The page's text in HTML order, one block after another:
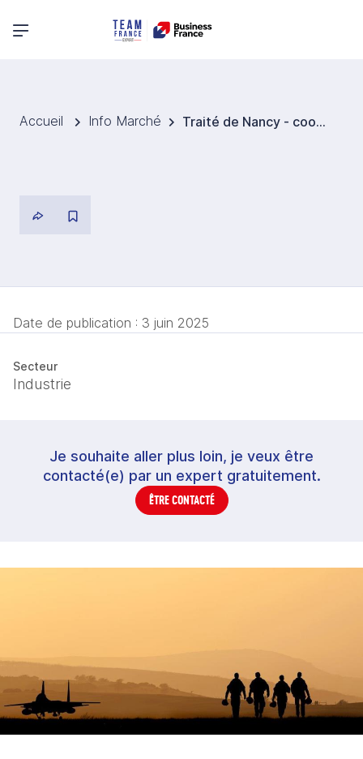
Menu principal
Accueil Info Marché Traité de Nancy - coopération renforcée entre la Pologne et la France
Date de publication : 3 juin 2025
Secteur
Industrie
Je souhaite aller plus loin, je veux être
contacté(e) par un expert gratuitement.
ÊTRE CONTACTÉ